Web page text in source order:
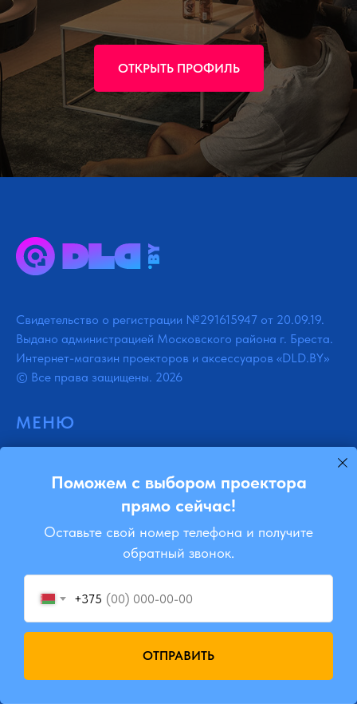
Поможем с выбором проектора
прямо сейчас!
Оставьте свой номер телефона и получите
обратный звонок.
+375
ОТПРАВИТЬ
ОТКРЫТЬ ПРОФИЛЬ
Свидетельство о регистрации №291615947 от 20.09.19.
Выдано администрацией Московского района г. Бреста.
Интернет-магазин проекторов и аксессуаров «DLD.BY»
© Все права защищены. 2026
МЕНЮ
Акции
Контакты
Блог
Ремонт
Подписывайся